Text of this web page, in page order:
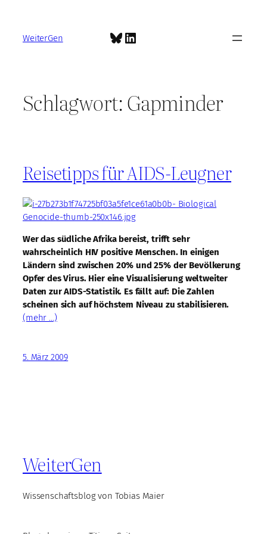
springen
WeiterGen Bluesky
LinkedIn
Schlagwort:Gapminder
Reisetipps für AIDS-Leugner
Wer das südliche Afrika bereist, trifft sehr
wahrscheinlich HIV positive Menschen. In einigen
Ländern sind zwischen 20% und 25% der Bevölkerung
Opfer des Virus. Hier eine Visualisierung weltweiter
Daten zur AIDS-Statistik. Es fällt auf: Die Zahlen
scheinen sich auf höchstem Niveau zu stabilisieren.
(mehr …)
5. März 2009
WeiterGen
Wissenschaftsblog von Tobias Maier